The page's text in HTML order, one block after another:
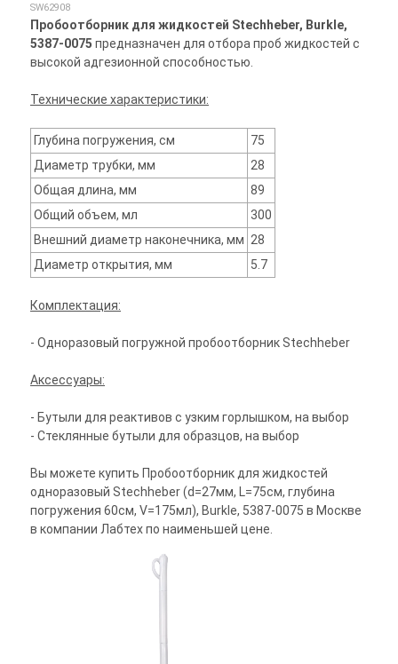
SW62908
Пробоотборник для жидкостей Stechheber, Burkle,
5387-0075 предназначен для отбора проб жидкостей с
высокой адгезионной способностью.
Технические характеристики:
Глубина погружения, см
75
Диаметр трубки, мм
28
Общая длина, мм
89
Общий объем, мл
300
Внешний диаметр наконечника, мм 28
Диаметр открытия, мм
5.7
Комплектация:
- Одноразовый погружной пробоотборник Stechheber
Аксессуары:
- Бутыли для реактивов с узким горлышком, на выбор
- Стеклянные бутыли для образцов, на выбор
Вы можете купить Пробоотборник для жидкостей
одноразовый Stechheber (d=27мм, L=75см, глубина
погружения 60см, V=175мл), Burkle, 5387-0075 в Москве
в компании Лабтех по наименьшей цене.